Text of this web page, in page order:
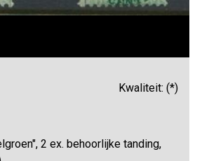
Kwaliteit: (*)
2 ex. behoorlijke tanding,